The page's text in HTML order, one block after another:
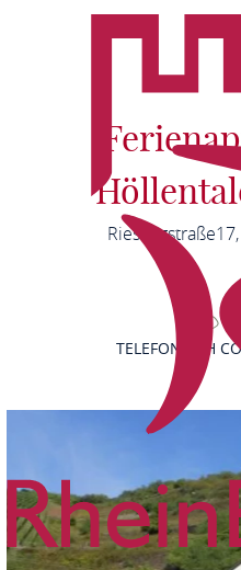
TELEFONISCH